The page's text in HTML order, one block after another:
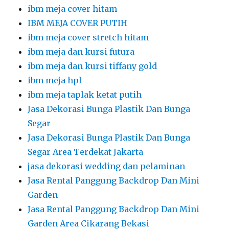
ibm meja cover hitam
IBM MEJA COVER PUTIH
ibm meja cover stretch hitam
ibm meja dan kursi futura
ibm meja dan kursi tiffany gold
ibm meja hpl
ibm meja taplak ketat putih
Jasa Dekorasi Bunga Plastik Dan Bunga
Segar
Jasa Dekorasi Bunga Plastik Dan Bunga
Segar Area Terdekat Jakarta
jasa dekorasi wedding dan pelaminan
Jasa Rental Panggung Backdrop Dan Mini
Garden
Jasa Rental Panggung Backdrop Dan Mini
Garden Area Cikarang Bekasi